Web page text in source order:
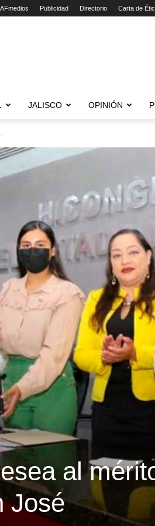
Publicidad Directorio Carta de
JALISCO OPINIÓN
al
José